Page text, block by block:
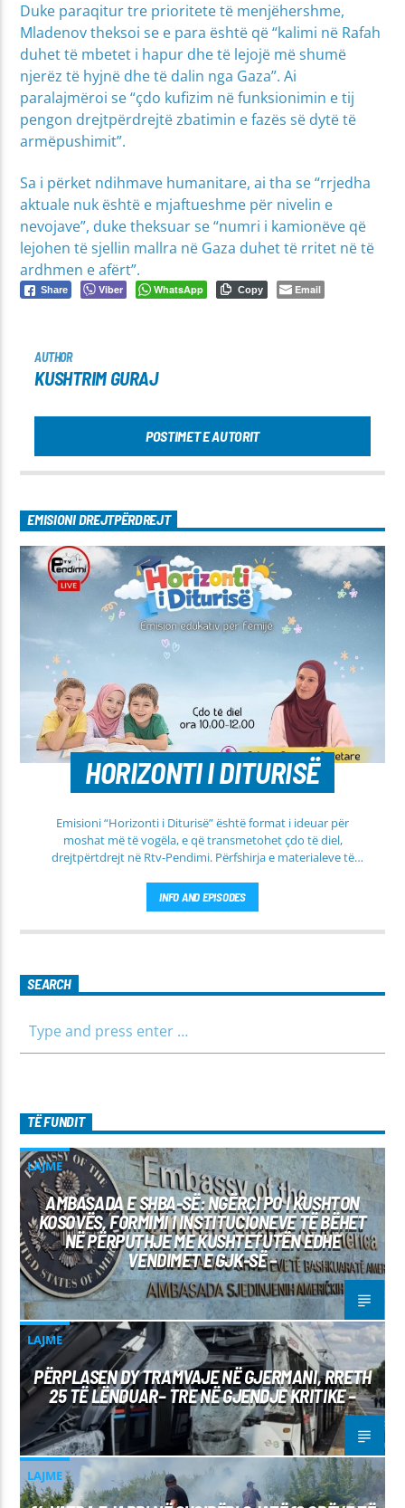
Duke paraqitur tre prioritete të menjëhershme,
Mladenov theksoi se e para është që “kalimi në Rafah
duhet të mbetet i hapur dhe të lejojë më shumë
njerëz të hyjnë dhe të dalin nga Gaza”. Ai
paralajmëroi se “çdo kufizim në funksionimin e tij
pengon drejtpërdrejtë zbatimin e fazës së dytë të
armëpushimit”.
Sa i përket ndihmave humanitare, ai tha se “rrjedha
aktuale nuk është e mjaftueshme për nivelin e
nevojave”, duke theksuar se “numri i kamionëve që
lejohen të sjellin mallra në Gaza duhet të rritet në të
ardhmen e afërt”.
Share Viber WhatsApp Copy Email
AUTHOR
KUSHTRIM GURAJ
POSTIMET E AUTORIT
EMISIONI DREJTPËRDREJT
HORIZONTI I DITURISË
Emisioni “Horizonti i Diturisë” është format i ideuar për
moshat më të vogëla, e që transmetohet çdo të diel,
drejtpërtdrejt në Rtv-Pendimi. Përfshirja e materialeve të
rrugën e duhur të besimit Islam, janë pikësynimi kryesor i
të jemi më afër dëgjuesve të rinj, komunikojmë së bashku me
kanë, por edhe përfitimin e njohurive të reja. Çdo të diel, ora
10:00-12:00 Moderatore: Luljeta Beqiri Kontakti: Viber: +383
INFO AND EPISODES
SEARCH
TË FUNDIT
LAJME
AMBASADA E SHBA-SË: NGËRÇI PO I KUSHTON
KOSOVËS, FORMIMI I INSTITUCIONEVE TË BËHET
NË PËRPUTHJE ME KUSHTETUTËN EDHE
VENDIMET E GJK-SË –
LAJME
PËRPLASEN DY TRAMVAJE NË GJERMANI, RRETH
25 TË LËNDUAR– TRE NË GJENDJE KRITIKE –
LAJME